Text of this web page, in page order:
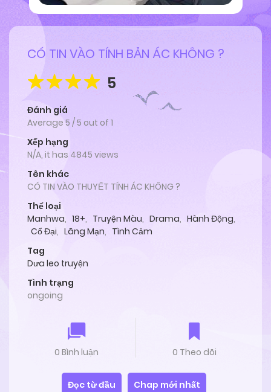
CÓ TIN VÀO TÍNH BẢN ÁC KHÔNG ?
5
Đánh giá
Average 5 /5 out of 1
Xếp hạng
N/A, it has 4845 views
Tên khác
CÓ TIN VÀO THUYẾT TÍNH ÁC KHÔNG ?
Thể loại
Manhwa, 18+, Truyện Màu, Drama, Hành Động,
Cổ Đại, Lãng Mạn, Tình Cảm
Tag
Dưa leo truyện
Tình trạng
ongoing
0 Bình luận 0 Theo dõi
Đọc từ đầu Chap mới nhất